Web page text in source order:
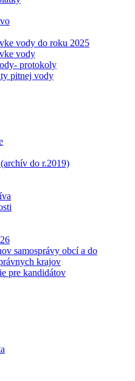
vody do roku 2025
vody
protokoly
pitnej vody
do r.2019)
samosprávy obcí a do
krajov
pre kandidátov